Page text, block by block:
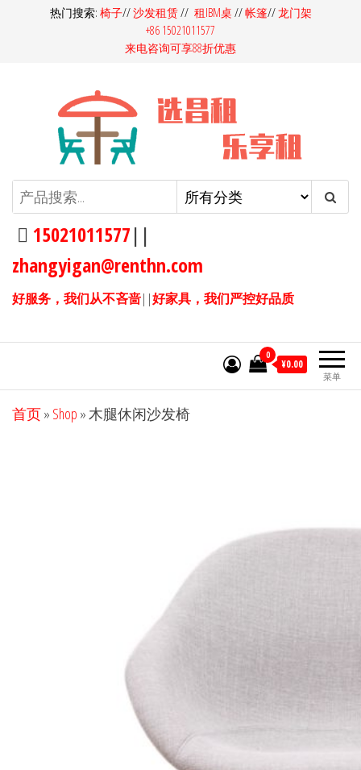
热门搜索: 椅子//沙发租赁// 租IBM桌 //帐篷//龙门架
+86 15021011577
来电咨询可享88折优惠
昌租会务家具租赁-桌椅租赁-高档
沙发租赁-吧桌吧椅租赁-展览展会
家具租赁
昌租会务一站式家具租赁平
台，多快好省选昌租会务！同
15021011577||
zhangyigan@renthn.com
好服务，我们从不吝啬||好家具，我们严控好品质
菜单
0
¥0.00
首页» Shop »木腿休闲沙发椅